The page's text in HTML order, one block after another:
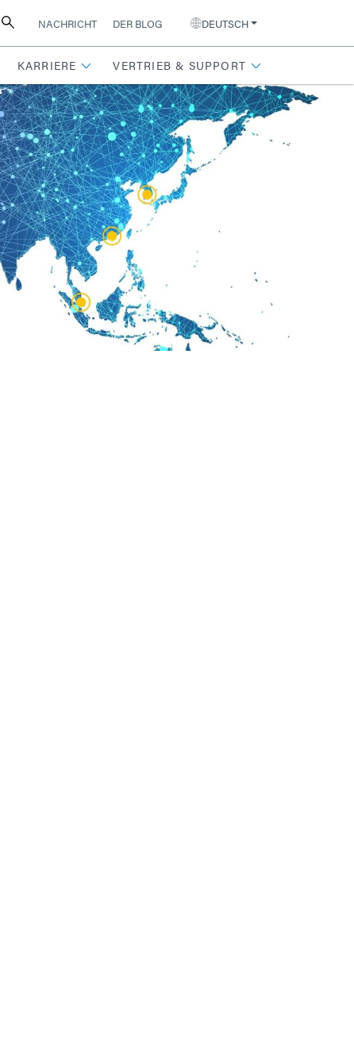
NACHRICHT DER BLOG DEUTSCH
KARRIERE VERTRIEB & SUPPORT